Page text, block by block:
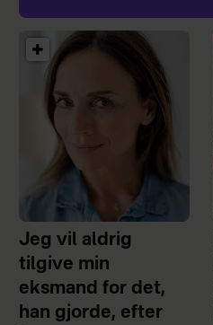
Jeg vil aldrig
tilgive min
eksmand for det,
han gjorde, efter